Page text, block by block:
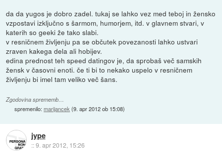
da da yugos je dobro zadel. tukaj se lahko vez med teboj in žensko
vzpostavi izključno s šarmom, humorjem, itd. v glavnem stvari, v
katerih so geeki že tako slabi.
v resničnem življenju pa se občutek povezanosti lahko ustvari
zraven kakega dela ali hobijev.
edina prednost teh speed datingov je, da sprobaš več samskih
žensk v časovni enoti. če ti bi to nekako uspelo v resničnem
življenju bi imel tam veliko več šans.
Zgodovina sprememb…
spremenilo:marijancek (9. apr 2012 ob 15:08)
jype
::9. apr 2012, 15:26